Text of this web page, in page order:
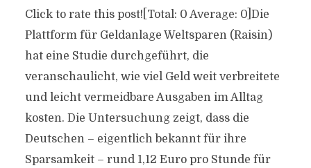
Click to rate this post![Total: 0 Average: 0]Die
Plattform für Geldanlage Weltsparen (Raisin)
hat eine Studie durchgeführt, die
veranschaulicht, wie viel Geld weit verbreitete
und leicht vermeidbare Ausgaben im Alltag
kosten. Die Untersuchung zeigt, dass die
Deutschen – eigentlich bekannt für ihre
Sparsamkeit – rund 1,12 Euro pro Stunde für